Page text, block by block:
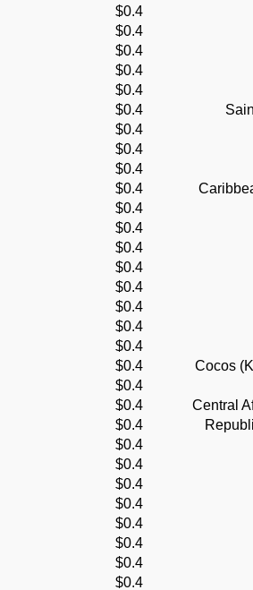
$0.4
$0.4
$0.4
$0.4
$0.4
$0.4
$0.4
$0.4
$0.4
$0.4
$0.4
$0.4
$0.4
$0.4
$0.4
$0.4
$0.4
$0.4
Cocos
$0.4
$0.4
Central
$0.4
$0.4
$0.4
$0.4
$0.4
$0.4
$0.4
$0.4
$0.4
$0.4